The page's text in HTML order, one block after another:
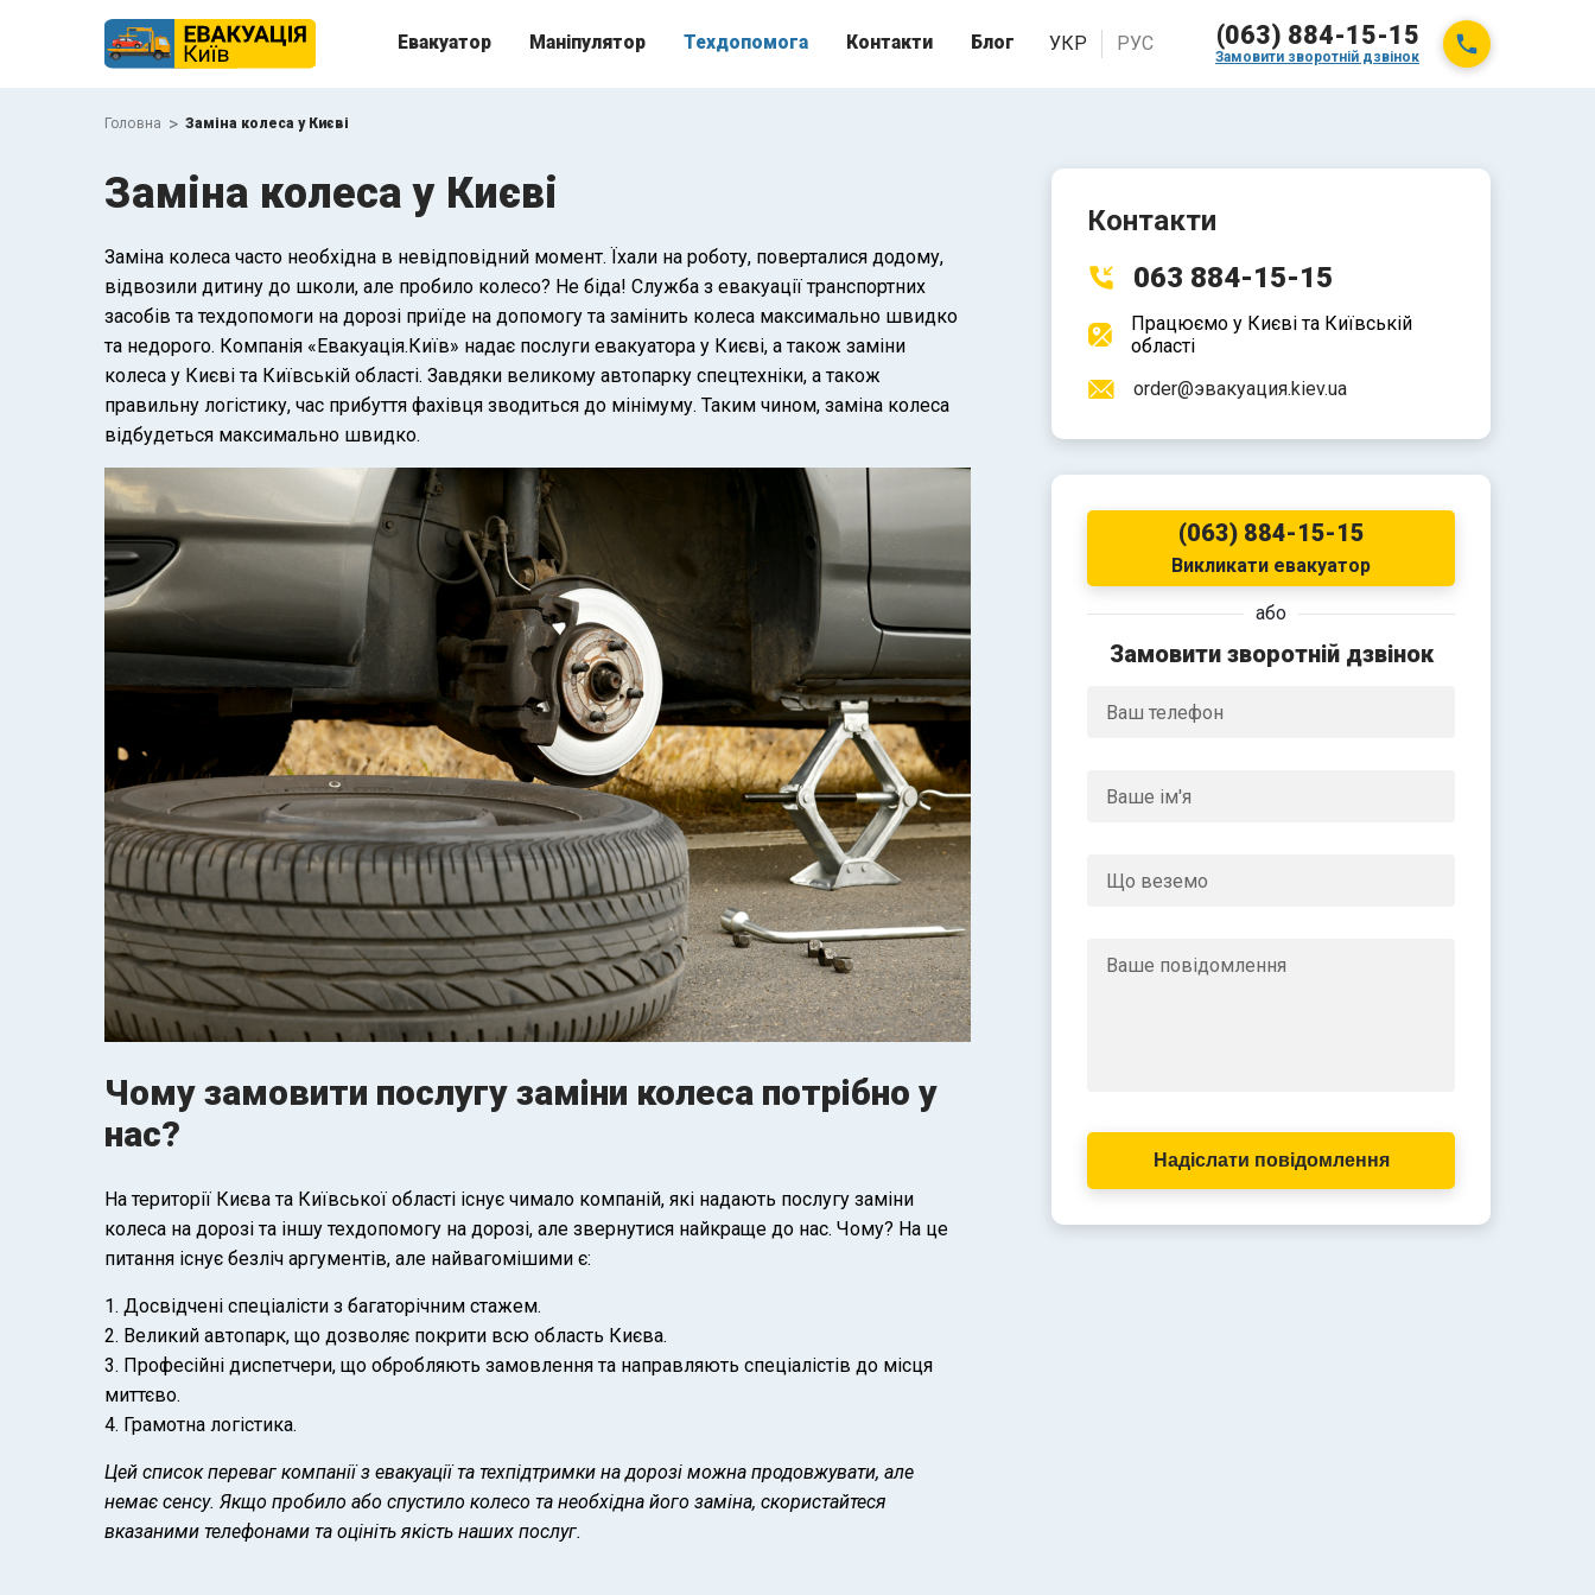
Евакуатор Маніпулятор Техдопомога Контакти Блог УКР РУС (063) 884-15-15
Замовити зворотній дзвінок
Головна > Заміна колеса у Києві
Заміна колеса у Києві
Заміна колеса часто необхідна в невідповідний момент. Їхали на роботу, поверталися додому,
відвозили дитину до школи, але пробило колесо? Не біда! Служба з евакуації транспортних
засобів та техдопомоги на дорозі приїде на допомогу та замінить колеса максимально швидко
та недорого. Компанія «Евакуація.Київ» надає послуги евакуатора у Києві, а також заміни
колеса у Києві та Київській області. Завдяки великому автопарку спецтехніки, а також
правильну логістику, час прибуття фахівця зводиться до мінімуму. Таким чином, заміна колеса
відбудеться максимально швидко.
Чому замовити послугу заміни колеса потрібно у
нас?
На території Києва та Київської області існує чимало компаній, які надають послугу заміни
колеса на дорозі та іншу техдопомогу на дорозі, але звернутися найкраще до нас. Чому? На це
питання існує безліч аргументів, але найвагомішими є:
Досвідчені спеціалісти з багаторічним стажем.
Великий автопарк, що дозволяє покрити всю область Києва.
Професійні диспетчери, що обробляють замовлення та направляють спеціалістів до місця
миттєво.
Грамотна логістика.
Цей список переваг компанії з евакуації та техпідтримки на дорозі можна продовжувати, але
немає сенсу. Якщо пробило або спустило колесо та необхідна його заміна, скористайтеся
вказаними телефонами та оцініть якість наших послуг.
Контакти
063 884-15-15
Працюємо у Києві та Київській
області
order@эвакуация.kiev.ua
(063) 884-15-15
Викликати евакуатор
або
Замовити зворотній дзвінок
Надіслати повідомлення